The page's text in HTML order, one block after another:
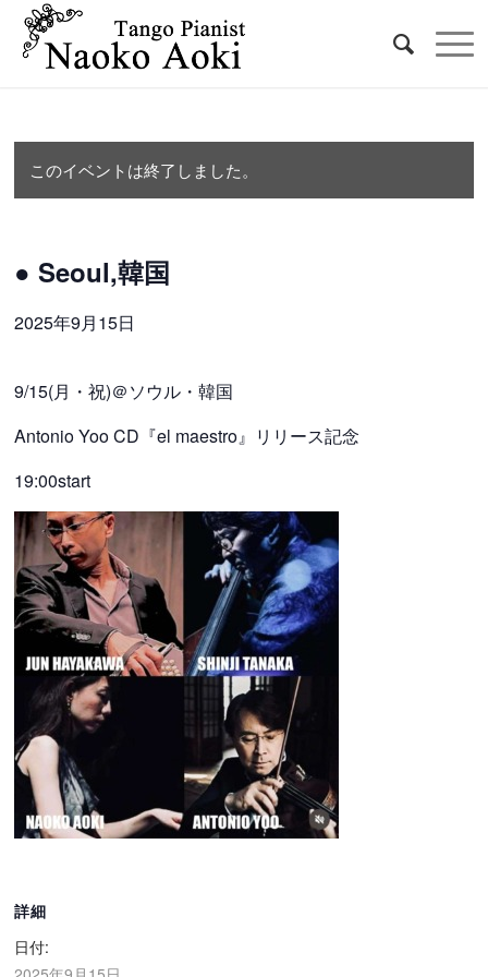
このイベントは終了しました。
● Seoul,韓国
2025年9月15日
9/15(月・祝)＠ソウル・韓国
Antonio Yoo CD『el maestro』リリース記念
19:00start
詳細
日付: